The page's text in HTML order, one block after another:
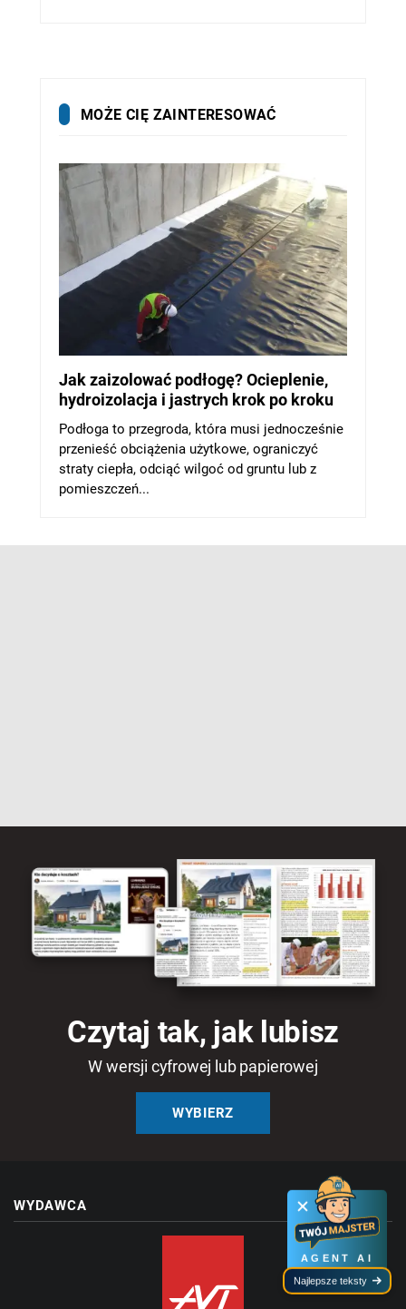
MOŻE CIĘ ZAINTERESOWAĆ
Jak zaizolować podłogę? Ocieplenie,
hydroizolacja i jastrych krok po kroku
Podłoga to przegroda, która musi jednocześnie
przenieść obciążenia użytkowe, ograniczyć
straty ciepła, odciąć wilgoć od gruntu lub z
pomieszczeń...
Czytaj tak, jak lubisz
W wersji cyfrowej lub papierowej
WYBIERZ
WYDAWCA
AGENT AI
Najlepsze teksty